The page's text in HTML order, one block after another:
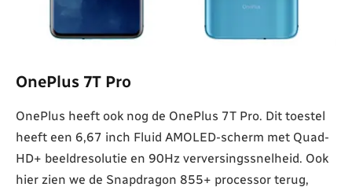
OnePlus 7T Pro
OnePlus heeft ook nog de OnePlus 7T Pro. Dit toestel
heeft een 6,67 inch Fluid AMOLED-scherm met Quad-
HD+ beeldresolutie en 90Hz verversingssnelheid. Ook
hier zien we de Snapdragon 855+ processor terug,